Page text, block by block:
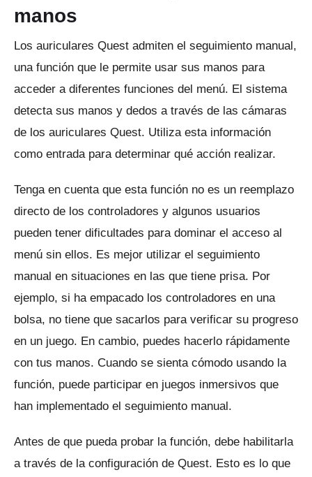
manos
Los auriculares Quest admiten el seguimiento manual,
una función que le permite usar sus manos para
acceder a diferentes funciones del menú. El sistema
detecta sus manos y dedos a través de las cámaras
de los auriculares Quest. Utiliza esta información
como entrada para determinar qué acción realizar.
Tenga en cuenta que esta función no es un reemplazo
directo de los controladores y algunos usuarios
pueden tener dificultades para dominar el acceso al
menú sin ellos. Es mejor utilizar el seguimiento
manual en situaciones en las que tiene prisa. Por
ejemplo, si ha empacado los controladores en una
bolsa, no tiene que sacarlos para verificar su progreso
en un juego. En cambio, puedes hacerlo rápidamente
con tus manos. Cuando se sienta cómodo usando la
función, puede participar en juegos inmersivos que
han implementado el seguimiento manual.
Antes de que pueda probar la función, debe habilitarla
a través de la configuración de Quest. Esto es lo que